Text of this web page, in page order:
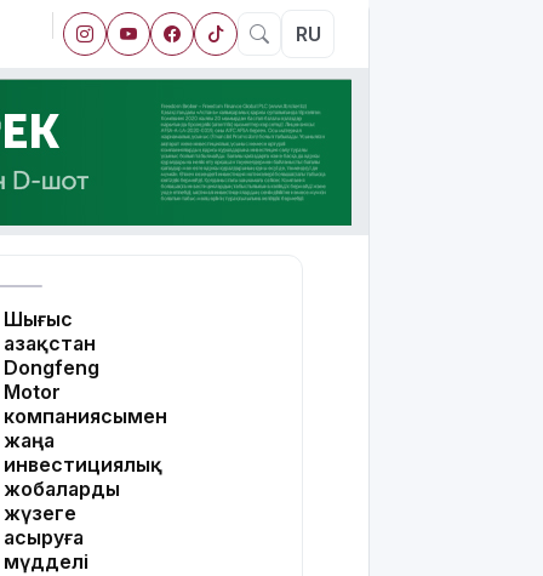
RU
Шығыс
Қазақстан
Dongfeng
Motor
компаниясымен
жаңа
инвестициялық
жобаларды
жүзеге
асыруға
мүдделі